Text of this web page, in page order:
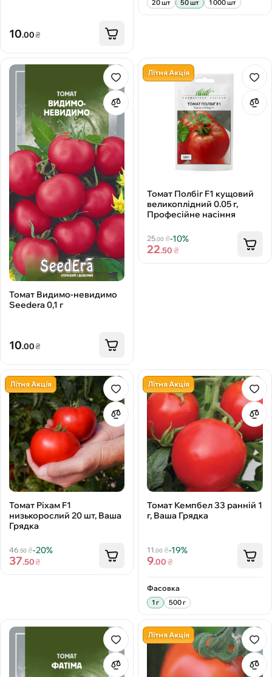
10.00₴
20 шт 50 шт 1 000 шт
Томат Видимо-невидимо
Seedera 0,1 г
10.00₴
Літня Акція
Томат Полбіг F1 кущовий
великоплідний 0.05 г,
Професійне насіння
25.00 ₴-10%
22.50₴
Літня Акція
Томат Ріхам F1
низькорослий 20 шт, Ваша
Грядка
46 .50₴-20%
37.50₴
Літня Акція
Томат Кемпбел 33 ранній 1
г, Ваша Грядка
11.00 ₴-19%
9.00₴
Фасовка
1 г 500 г
Літня Акція